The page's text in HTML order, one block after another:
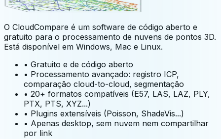
O CloudCompare é um software de código aberto e
gratuito para o processamento de nuvens de pontos 3D.
Está disponível em Windows, Mac e Linux.
• Gratuito e de código aberto
• Processamento avançado: registro ICP,
comparação cloud-to-cloud, segmentação
• 20+ formatos compatíveis (E57, LAS, LAZ, PLY,
PTX, PTS, XYZ...)
• Plugins extensíveis (Poisson, ShadeVis...)
• Apenas desktop, sem nuvem nem compartilhar
por link